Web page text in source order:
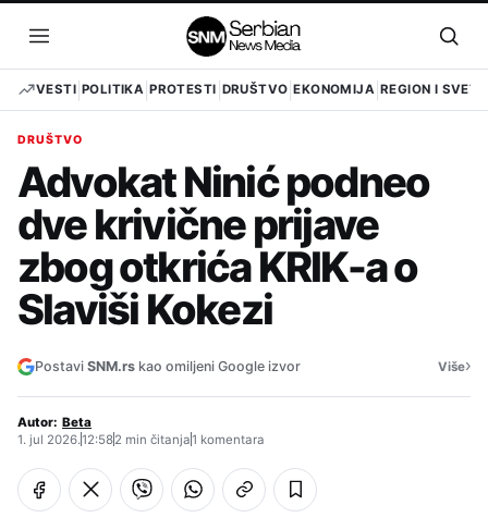
sadržaj
Otvori
meni
VESTI POLITIKA PROTESTI DRUŠTVO EKONOMIJA REGION I SVET
DRUŠTVO
Advokat Ninić podneo
dve krivične prijave
zbog otkrića KRIK-a o
Slaviši Kokezi
Postavi SNM.rs kao omiljeni Google izvor Više›
Autor: Beta
1. jul 2026.12:582 min čitanja1 komentara